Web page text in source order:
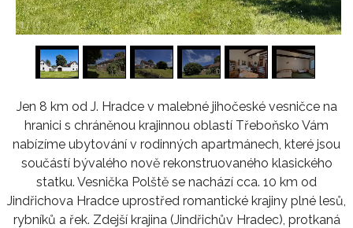
1/16
Jen 8 km od J. Hradce v malebné jihočeské vesničce na
hranici s chráněnou krajinnou oblastí Třeboňsko Vám
nabízíme ubytování v rodinných apartmánech, které jsou
součástí bývalého nově rekonstruovaného klasického
statku. Vesnička Polště se nachází cca. 10 km od
Jindřichova Hradce uprostřed romantické krajiny plné lesů,
rybníků a řek. Zdejší krajina (Jindřichův Hradec), protkaná